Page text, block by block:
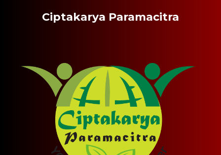
Ciptakarya Paramacitra